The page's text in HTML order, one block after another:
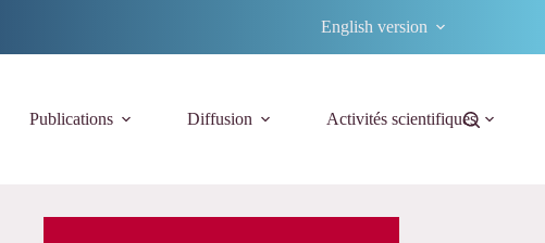
English version
Publications Diffusion Activités scientifiques